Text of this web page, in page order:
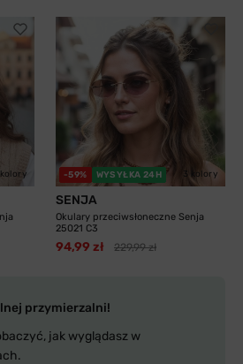
-59% WYSYŁKA 24H 3 kolory
SENJA
Okulary przeciwsłoneczne Senja
25021 C3
94,99 zł 229,99 zł
przymierzalni!
jak wyglądasz w